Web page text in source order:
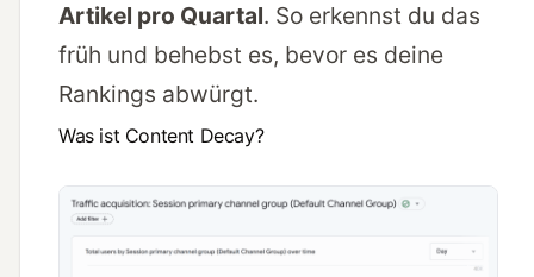
Artikel pro Quartal. So erkennst du das
früh und behebst es, bevor es deine
Rankings abwürgt.
Was ist Content Decay?